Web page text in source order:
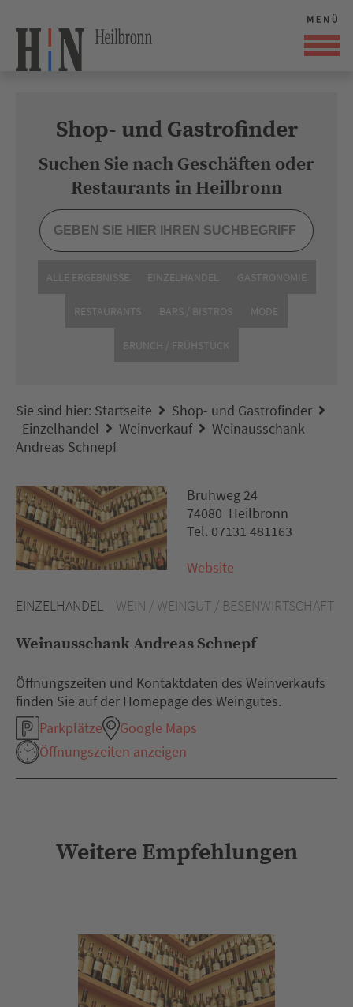
Shop- und Gastrofinder
Suchen Sie nach Geschäften oder
Restaurants in Heilbronn
ALLE ERGEBNISSE EINZELHANDEL GASTRONOMIE
RESTAURANTS BARS / BISTROS MODE
BRUNCH / FRÜHSTÜCK
Sie sind hier: Startseite
Shop- und Gastrofinder
Einzelhandel
Weinverkauf
Weinausschank
Andreas Schnepf
EINZELHANDEL WEIN / WEINGUT / BESENWIRTSCHAFT
Weinausschank Andreas Schnepf
Öffnungszeiten und Kontaktdaten des Weinverkaufs
finden Sie auf der Homepage des Weingutes.
Parkplätze
Google Maps
Öffnungszeiten anzeigen
Bruhweg 24
74080 Heilbronn
Tel. 07131 481163
Website
Weitere Empfehlungen